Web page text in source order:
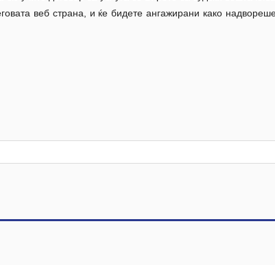
веб страна, и ќе бидете ангажирани како